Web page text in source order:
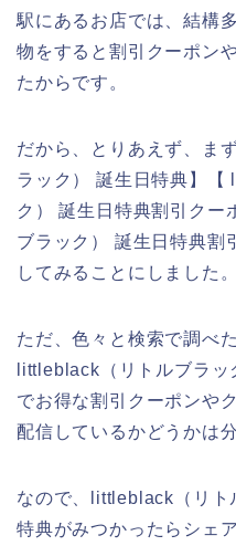
駅にあるお店では、結構
物をすると割引クーポン
たからです。
だから、とりあえず、ま
ラック） 誕生日特典】
ク） 誕生日特典割引ク
ブラック） 誕生日特典割
してみることにしました。
ただ、色々と検索で調べ
littleblack（リトルブラ
でお得な割引クーポンや
配信しているかどうかは
なので、littleblack（リト
特典がみつかったらシェ